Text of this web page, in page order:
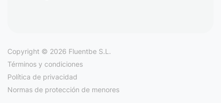
Copyright © 2026 Fluentbe S.L.
Términos y condiciones
Política de privacidad
Normas de protección de menores